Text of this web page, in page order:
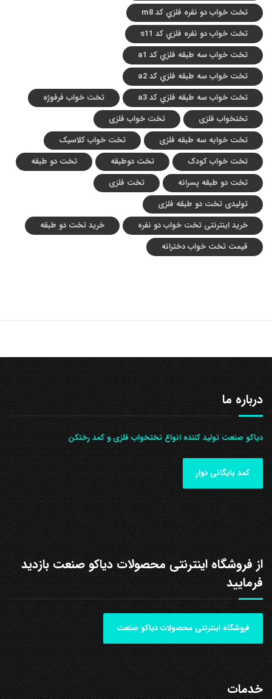
تخت خواب دو نفره فلزي کد m8
تخت خواب دو نفره فلزي کد s11
تخت خواب سه طبقه فلزي کد a1
تخت خواب سه طبقه فلزي کد a2
تخت خواب سه طبقه فلزي کد a3
تخت خواب فرفوژه
تختخواب فلزی
تخت خواب فلزی
تخت خوابه سه طبقه فلزی
تخت خواب کلاسیک
تخت خواب کودک
تخت دوطبقه
تخت دو طبقه
تخت دو طبقه پسرانه
تخت فلزی
تولیدی تخت دو طبقه فلزی
خرید اینترنتی تخت خواب دو نفره
خرید تخت دو طبقه
قیمت تخت خواب دخترانه
درباره ما
دیاکو صنعت تولید کننده انواع تختخواب فلزی و کمد رختکن
کمد بایگانی دوار
از فروشگاه اینترنتی محصولات دیاکو صنعت بازدید
فرمایید
فروشگاه اینترنتی محصولات دیاکو صنعت
خدمات